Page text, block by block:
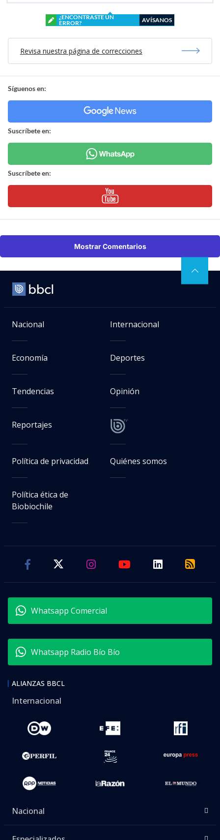
¿ENCONTRASTE UN
ERROR?
AVÍSANOS
Revisa nuestra página de correcciones
Síguenos en:
Suscríbete en:
Suscríbete en:
Mostrar Comentarios
Nacional Internacional
Economía Deportes
Tendencias Opinión
Reportajes
Política de privacidad Quiénes somos
Política ética de
Biobiochile
Whatsapp Comercial
Whatsapp Radio Bío Bío
ALIANZAS BBCL
Internacional
Nacional